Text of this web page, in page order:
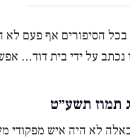
הסיפורים אף פעם לא
על ידי בית דוד…
לא היה איש מפקודי